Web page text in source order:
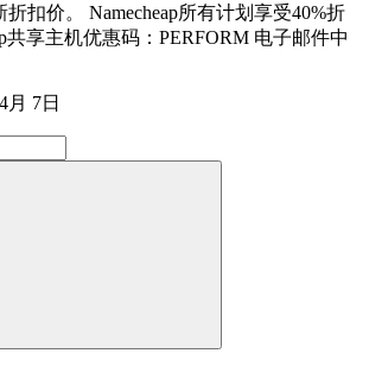
折扣价。 Namecheap所有计划享受40%折
共享主机优惠码：PERFORM 电子邮件中
月 7日